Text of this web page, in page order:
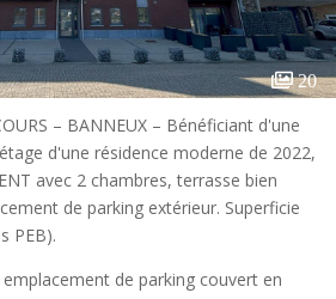
20
– BANNEUX – Bénéficiant d'une
étage d'une résidence moderne de 2022,
avec 2 chambres, terrasse bien
de parking extérieur. Superficie
PEB).
de parking couvert en